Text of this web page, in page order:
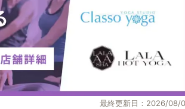
最終更新日：2026/08/